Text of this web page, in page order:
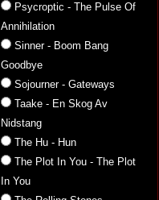
Psycroptic - The Pulse Of
Annihilation
Sinner - Boom Bang
Goodbye
Sojourner - Gateways
Taake - En Skog Av
Nidstang
The Hu - Hun
The Plot In You - The Plot
In You